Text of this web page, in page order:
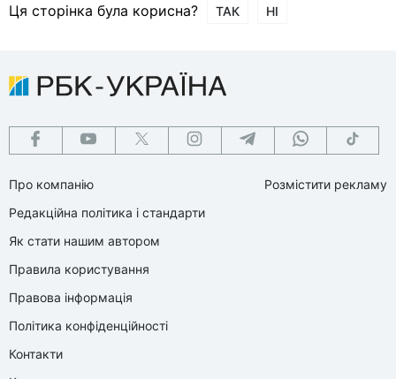
Ця сторінка була корисна? ТАК НІ
Про компанію
Редакційна політика і стандарти
Як стати нашим автором
Правила користування
Правова інформація
Політика конфіденційності
Контакти
Розмістити рекламу